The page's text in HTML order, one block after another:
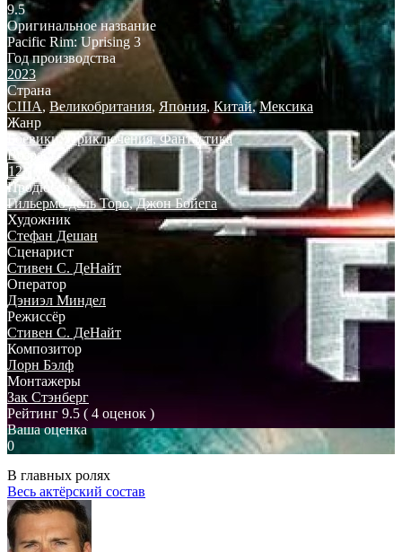
9.5
Оригинальное название
Pacific Rim: Uprising 3
Год производства
2023
Страна
США, Великобритания, Япония, Китай,Мексика
Жанр
Боевики, Приключения,Фантастика
Возраст
12+
Продюсер
Гильермо дель Торо,Джон Бойега
Художник
Стефан Дешан
Сценарист
Стивен С. ДеНайт
Оператор
Дэниэл Миндел
Режиссёр
Стивен С. ДеНайт
Композитор
Лорн Бэлф
Монтажеры
Зак Стэнберг
Рейтинг 9.5 ( 4 оценок )
Ваша оценка
0
В главных ролях
Весь актёрский состав